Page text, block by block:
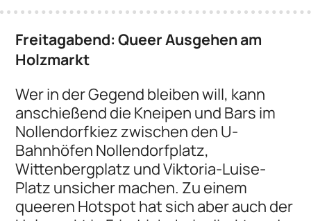
Freitagabend: Queer Ausgehen am
Holzmarkt
Wer in der Gegend bleiben will, kann
anschießend die Kneipen und Bars im
Nollendorfkiez zwischen den U-
Bahnhöfen Nollendorfplatz,
Wittenbergplatz und Viktoria-Luise-
Platz unsicher machen. Zu einem
queeren Hotspot hat sich aber auch der